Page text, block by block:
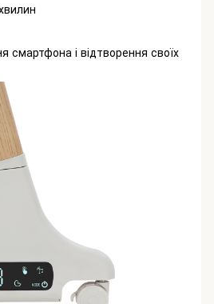
смартфона і відтворення своїх